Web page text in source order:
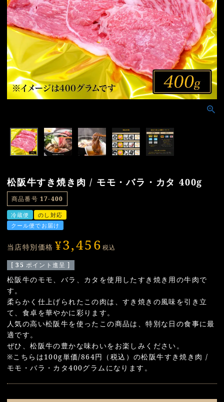
松阪牛すき焼き肉 / モモ・バラ・カタ 400g
商品番号 17-400
冷蔵便
のし対応
クール便でお届け
当店特別価格 ¥3,456 税込
[ 35 ポイント進呈 ]
松阪牛のモモ、バラ、カタを使用したすき焼き用の牛肉で
す。
柔らかく仕上げられたこの肉は、すき焼きの風味を引き立
て、食卓を華やかに彩ります。
人気の高い松阪牛を使ったこの商品は、特別な日の食事に最
適です。
ぜひ、松阪牛の豊かな味わいをお楽しみください。
※こちらは100g単価/864円（税込）の松阪牛すき焼き肉 /
モモ・バラ・カタ400グラムになります。